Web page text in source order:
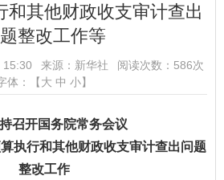
和其他财政收支审计查出
整改工作等
15:30 来源： 新华社 阅读次数： 586次
体：【大 中 小】
召开国务院常务会议
执行和其他财政收支审计查出问题
整改工作